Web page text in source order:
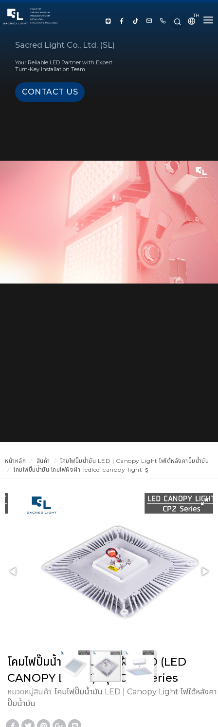
TH
HOME
ABOUT US
PRODUCT
KNOWLEDGE
CONTACT US
LUX CALCULATOR
Sacred Light Co., Ltd. (SL)
Your Reliable LED Partner with Expert
Turn-Key Installation Team
CONTACT US
หน้าหลัก สินค้า
โคมไฟปั๊มน้ำมัน LED | Canopy Light ไฟใต้หลังคาปั๊มน้ำมัน
โคมไฟปั๊มน้ำมัน โคมไฟฝังฝ้า-ledled-canopy-light-รุ
โคมไฟปั๊มน้ำมัน โคมไฟฝังฝ้า LED (LED
CANOPY LIGHT) : รุ่น CP2 Series
หมวดหมู่สินค้า: โคมไฟปั๊มน้ำมัน LED | Canopy Light ไฟใต้หลังคา
ปั๊มน้ำมัน